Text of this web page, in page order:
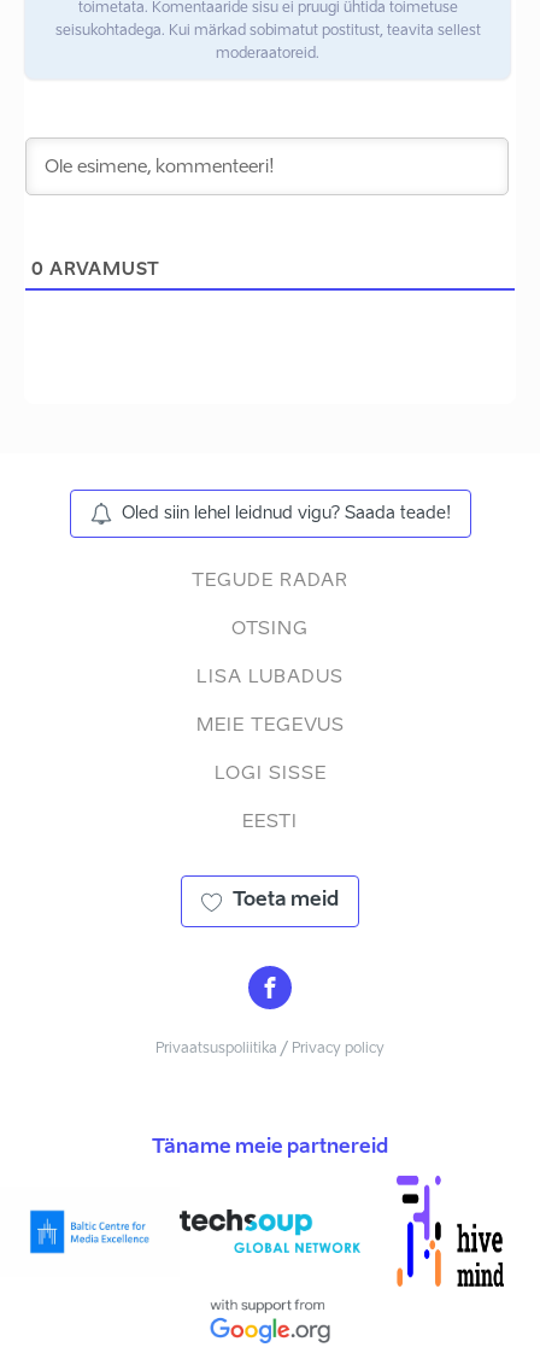
toimetata. Komentaaride sisu ei pruugi ühtida toimetuse
seisukohtadega. Kui märkad sobimatut postitust, teavita sellest
moderaatoreid.
0 ARVAMUST
Oled siin lehel leidnud vigu? Saada teade!
TEGUDE RADAR
OTSING
LISA LUBADUS
MEIE TEGEVUS
LOGI SISSE
EESTI
Toeta meid
Privaatsuspoliitika / Privacy policy
Täname meie partnereid